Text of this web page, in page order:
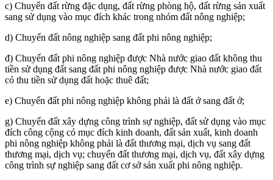
c) Chuyển đất rừng đặc dụng, đất rừng phòng hộ, đất rừng sản xuất
sang sử dụng vào mục đích khác trong nhóm đất nông nghiệp;
d) Chuyển đất nông nghiệp sang đất phi nông nghiệp;
đ) Chuyển đất phi nông nghiệp được Nhà nước giao đất không thu
tiền sử dụng đất sang đất phi nông nghiệp được Nhà nước giao đất
có thu tiền sử dụng đất hoặc thuê đất;
e) Chuyển đất phi nông nghiệp không phải là đất ở sang đất ở;
g) Chuyển đất xây dựng công trình sự nghiệp, đất sử dụng vào mục
đích công cộng có mục đích kinh doanh, đất sản xuất, kinh doanh
phi nông nghiệp không phải là đất thương mại, dịch vụ sang đất
thương mại, dịch vụ; chuyển đất thương mại, dịch vụ, đất xây dựng
công trình sự nghiệp sang đất cơ sở sản xuất phi nông nghiệp.